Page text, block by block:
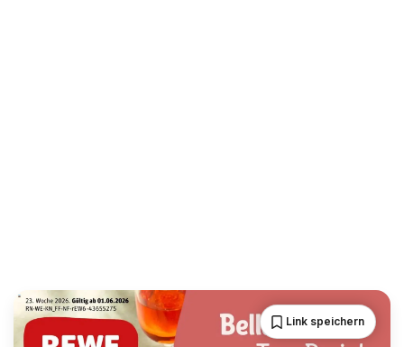
Link speichern